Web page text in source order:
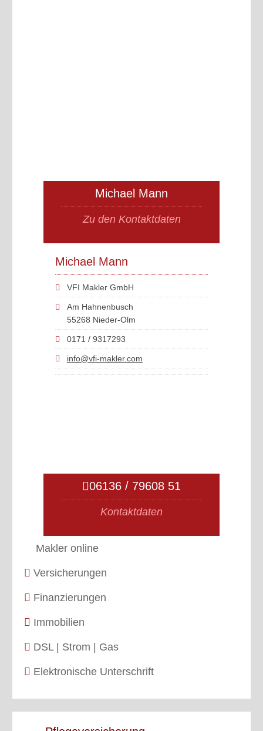
Michael Mann
Zu den Kontaktdaten
Michael Mann
VFI Makler GmbH
Am Hahnenbusch
55268 Nieder-Olm
0171 / 9317293
info@vfi-makler.com
06136 / 79608 51
Kontaktdaten
Makler online
Versicherungen
Finanzierungen
Immobilien
DSL | Strom | Gas
Elektronische Unterschrift